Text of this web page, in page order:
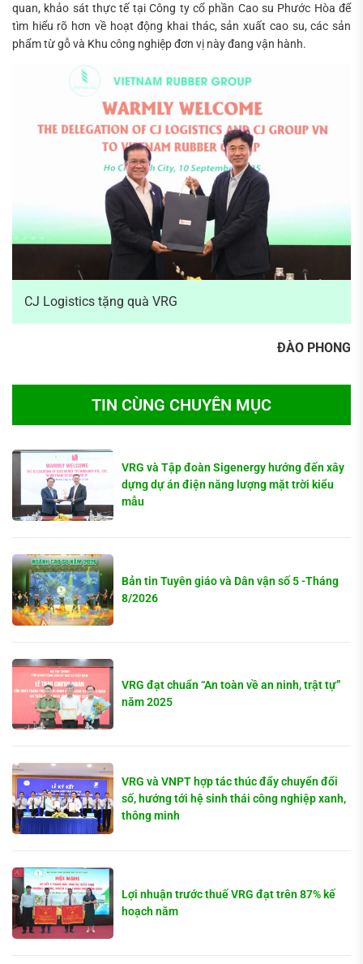
quan, khảo sát thực tế tại Công ty cổ phần Cao su Phước Hòa để
tìm hiểu rõ hơn về hoạt động khai thác, sản xuất cao su, các sản
phẩm từ gỗ và Khu công nghiệp đơn vị này đang vận hành.
CJ Logistics tặng quà VRG
ĐÀO PHONG
TIN CÙNG CHUYÊN MỤC
VRG và Tập đoàn Sigenergy hướng đến xây
dựng dự án điện năng lượng mặt trời kiểu
mẫu
Bản tin Tuyên giáo và Dân vận số 5 -Tháng
8/2026
VRG đạt chuẩn “An toàn về an ninh, trật tự”
năm 2025
VRG và VNPT hợp tác thúc đẩy chuyển đổi
số, hướng tới hệ sinh thái công nghiệp xanh,
thông minh
Lợi nhuận trước thuế VRG đạt trên 87% kế
hoạch năm